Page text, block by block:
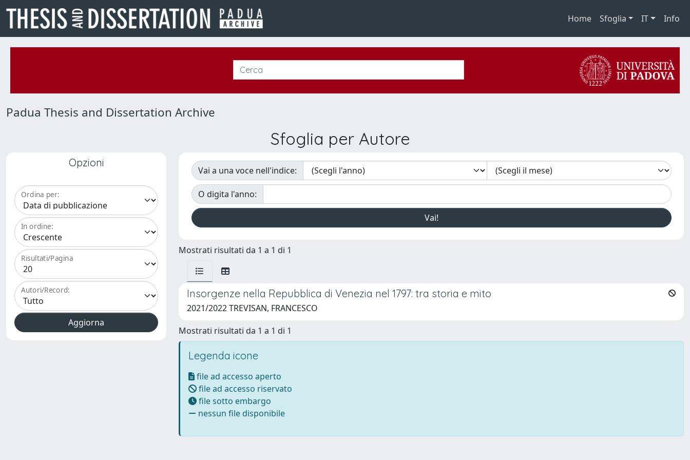
Home Sfoglia IT Info
Padua Thesis and Dissertation Archive
Sfoglia per Autore
Opzioni
Ordina per:
In ordine:
Risultati/Pagina
Autori/Record:
Vai a una voce nell'indice:
O digita l'anno:
Mostrati risultati da 1 a 1 di 1
Insorgenze nella Repubblica di Venezia nel 1797: tra storia e mito
2021/2022 TREVISAN, FRANCESCO
Mostrati risultati da 1 a 1 di 1
Legenda icone
file ad accesso aperto
file ad accesso riservato
file sotto embargo
nessun file disponibile